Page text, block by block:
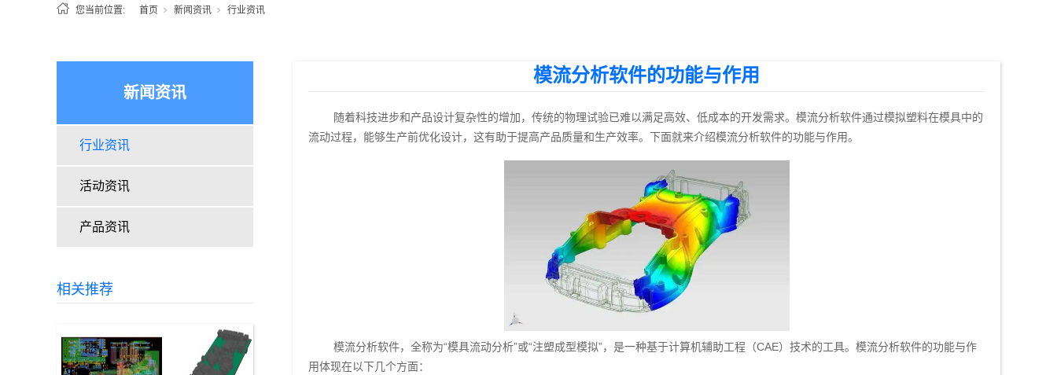
您当前位置: 首页 新闻资讯 行业资讯
新闻资讯
行业资讯
活动资讯
产品资讯
相关推荐
模流分析软件的功能与作用
随着科技进步和产品设计复杂性的增加，传统的物理试验已难以满足高效、低成本的开发需求。模流分析软件通过模拟塑料在模具中的
流动过程，能够生产前优化设计，这有助于提高产品质量和生产效率。下面就来介绍模流分析软件的功能与作用。
模流分析软件，全称为“模具流动分析”或“注塑成型模拟”，是一种基于计算机辅助工程（CAE）技术的工具。模流分析软件的功能与作
用体现在以下几个方面：